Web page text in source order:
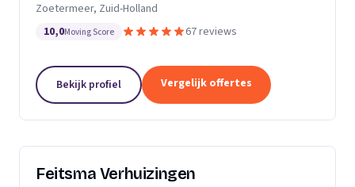
Zoetermeer, Zuid-Holland
10,0Moving Score 67 reviews
Bekijk profiel Vergelijk offertes
Feitsma Verhuizingen